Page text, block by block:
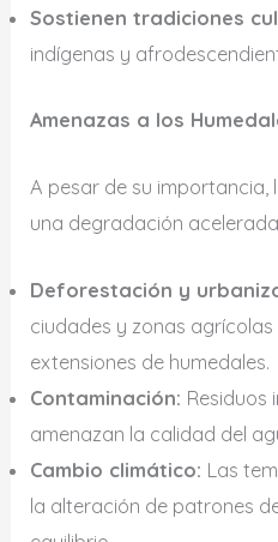
Sostienen tradiciones
indígenas y
Amenazas a los
A pesar de su importancia,
una degradación
Deforestación y
ciudades y zonas
extensiones de humedales.
Contaminación: Residuos
amenazan la calidad del
Cambio climático: Las
la alteración de patrones